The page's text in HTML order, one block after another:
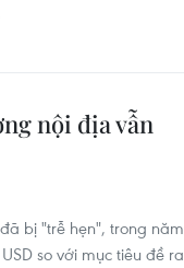
nội địa vẫn
bị "trễ hẹn", trong năm
so với mục tiêu đề ra